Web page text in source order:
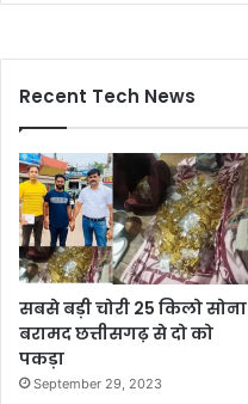
Recent Tech News
सबसे बड़ी चोरी 25 किलो सोना
बरामद छत्तीसगढ़ से दो को
पकड़ा
September 29, 2023